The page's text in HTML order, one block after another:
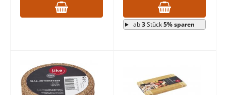
ab3Stück5% sparen